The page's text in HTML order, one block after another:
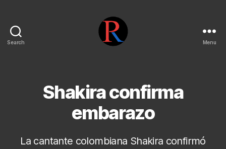
Search Menu
Shakira confirma
embarazo
La cantante colombiana Shakira confirmó